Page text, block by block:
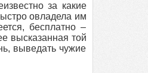
за какие
овладела им
бесплатно –
высказанная той
выведать чужие